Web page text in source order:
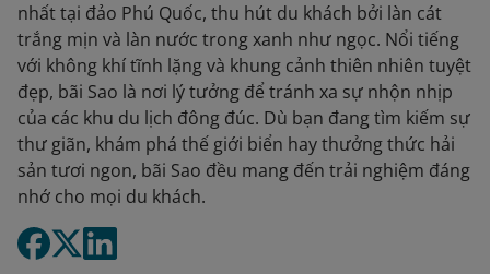
nhất tại đảo Phú Quốc, thu hút du khách bởi làn cát
trắng mịn và làn nước trong xanh như ngọc. Nổi tiếng
với không khí tĩnh lặng và khung cảnh thiên nhiên tuyệt
đẹp, bãi Sao là nơi lý tưởng để tránh xa sự nhộn nhịp
của các khu du lịch đông đúc. Dù bạn đang tìm kiếm sự
thư giãn, khám phá thế giới biển hay thưởng thức hải
sản tươi ngon, bãi Sao đều mang đến trải nghiệm đáng
nhớ cho mọi du khách.